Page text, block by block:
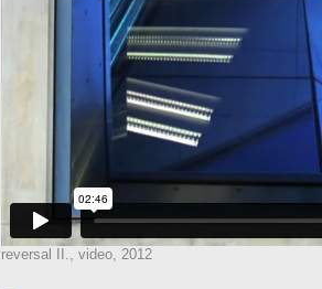
reversal II., video, 2012